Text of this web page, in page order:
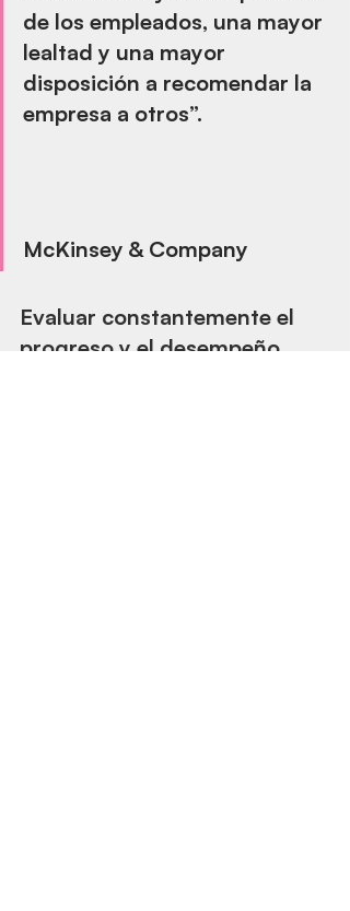
de los empleados, una mayor
lealtad y una mayor
disposición a recomendar la
empresa a otros”.
McKinsey & Company
Evaluar constantemente el
progreso y el desempeño